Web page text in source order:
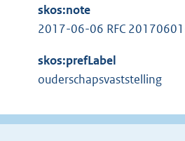
skos:note
2017-06-06 RFC
skos:prefLabel
ouderschapsvaststelling